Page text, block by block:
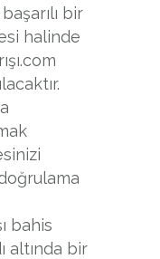
bir
halinde
bahis
altında bir